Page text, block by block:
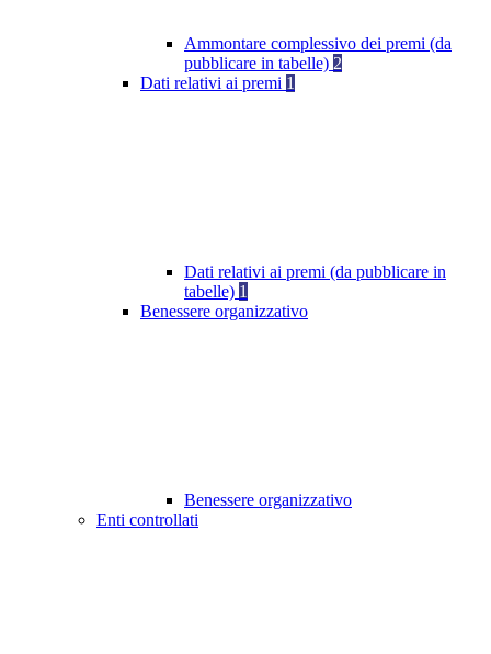
Ammontare complessivo dei premi (da
pubblicare in tabelle) 2
Dati relativi ai premi 1
Dati relativi ai premi (da pubblicare in
tabelle) 1
Benessere organizzativo
Benessere organizzativo
Enti controllati